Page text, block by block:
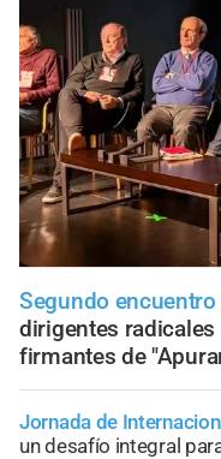
Segundo
dirigentes
firmantes de
Jornada de
un desafío integral